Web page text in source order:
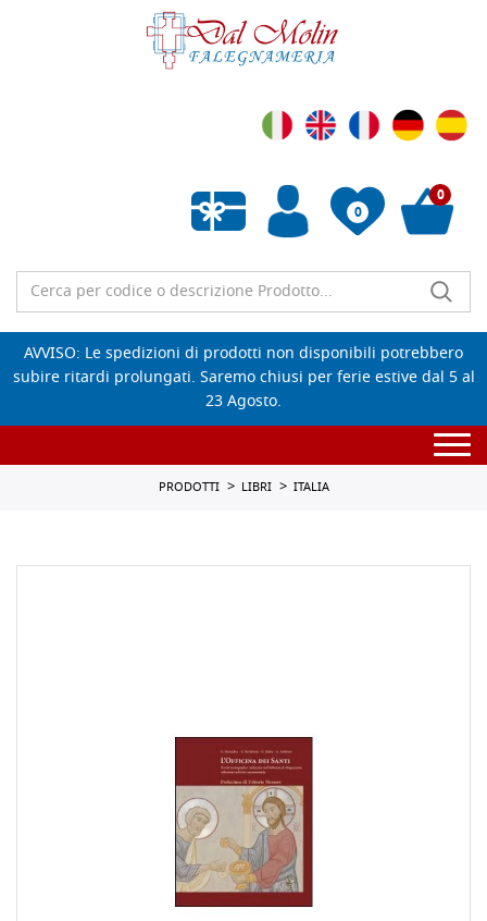
0
Wishlist vuota
0
AVVISO: Le spedizioni di prodotti non disponibili potrebbero
subire ritardi prolungati. Saremo chiusi per ferie estive dal 5 al
23 Agosto.
PRODOTTI LIBRI ITALIA